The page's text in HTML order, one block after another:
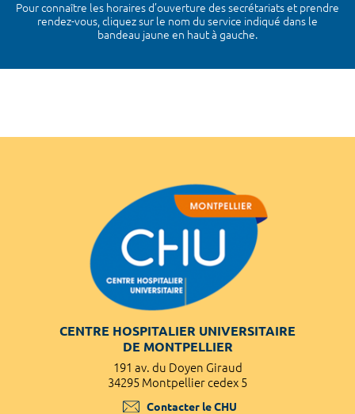
Pour connaître les horaires d’ouverture des secrétariats et prendre
rendez-vous, cliquez sur le nom du service indiqué dans le
bandeau jaune en haut à gauche.
CENTRE HOSPITALIER UNIVERSITAIRE
DE MONTPELLIER
191 av. du Doyen Giraud
34295 Montpellier cedex 5
Contacter le CHU